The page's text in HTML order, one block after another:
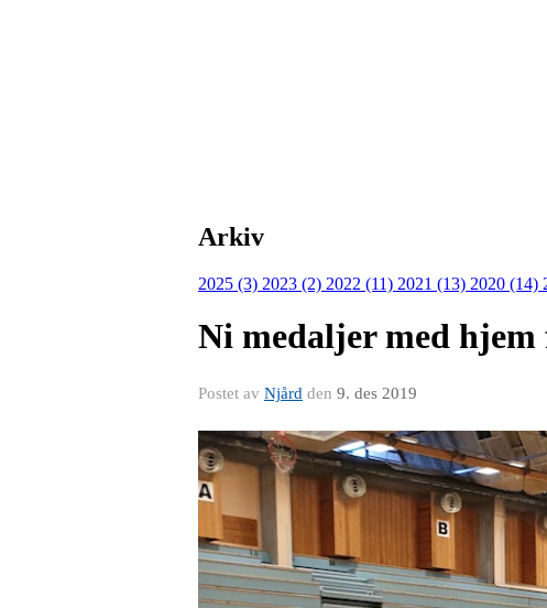
Arkiv
2025 (3) 2023 (2) 2022 (11) 2021 (13) 2020 (14)
Ni medaljer med hjem
Postet av Njård den 9. des 2019